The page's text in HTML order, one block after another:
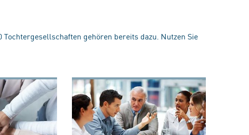
gehören bereits dazu. Nutzen Sie